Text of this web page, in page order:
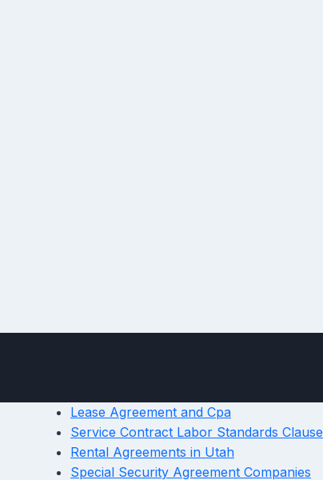
Lease Agreement and Cpa
Service Contract Labor Standards Clause
Rental Agreements in Utah
Special Security Agreement Companies